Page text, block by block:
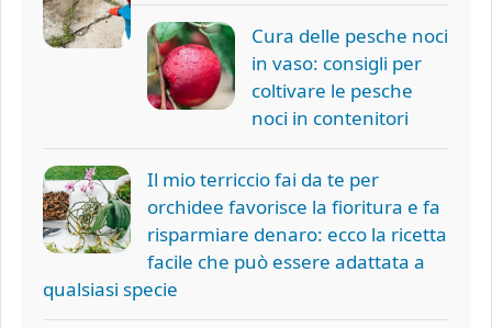
Cura delle pesche noci
in vaso: consigli per
coltivare le pesche
noci in contenitori
Il mio terriccio fai da te per
orchidee favorisce la fioritura e fa
risparmiare denaro: ecco la ricetta
facile che può essere adattata a
qualsiasi specie